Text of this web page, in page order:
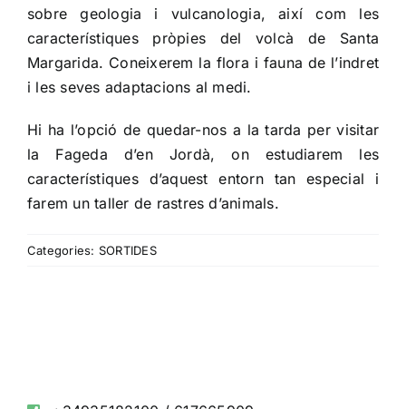
sobre geologia i vulcanologia, així com les
característiques pròpies del volcà de Santa
Margarida. Coneixerem la flora i fauna de l’indret
i les seves adaptacions al medi.
Hi ha l’opció de quedar-nos a la tarda per visitar
la Fageda d’en Jordà, on estudiarem les
característiques d’aquest entorn tan especial i
farem un taller de rastres d’animals.
Categories: SORTIDES